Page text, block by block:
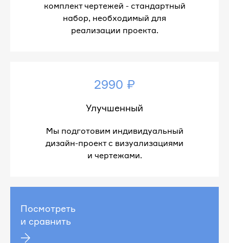
комплект чертежей - стандартный
набор, необходимый для
реализации проекта.
2990 ₽
Улучшенный
Мы подготовим индивидуальный
дизайн-проект с визуализациями
и чертежами.
Посмотреть
и сравнить